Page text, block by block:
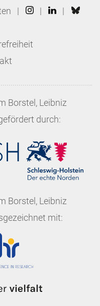
| |
|
Borstel, Leibniz
durch:
Borstel, Leibniz
mit: